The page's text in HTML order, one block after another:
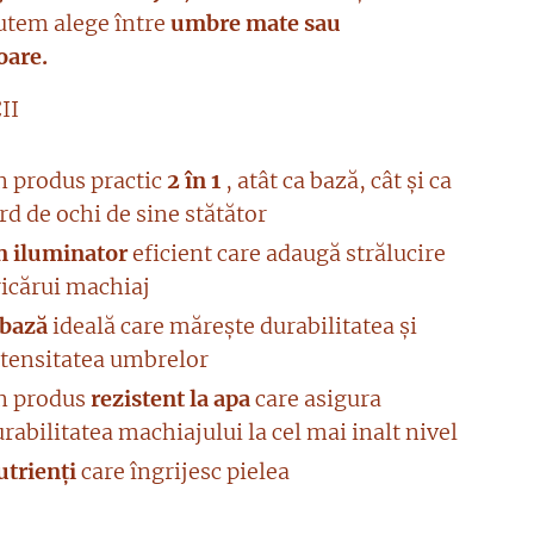
alege întreumbre mate sau
produs practic2 în 1 , atât ca bază, cât și ca
de ochi de sine stătător
iluminatoreficient care adaugă strălucire
machiaj
ideală care mărește durabilitatea și
umbrelor
produsrezistent la apacare asigura
machiajului la cel mai inalt nivel
care îngrijesc pielea